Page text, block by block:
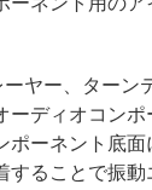
ヤー、ターン
ーディオコンポ
ポーネント底面
することで振動